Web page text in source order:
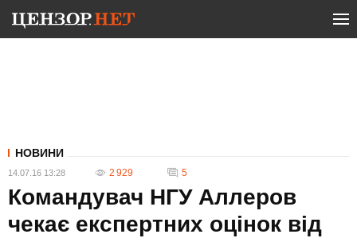
НОВИНИ
14.07.16 13:28 2 929 5
Командувач НГУ Аллеров
чекає експертних оцінок від